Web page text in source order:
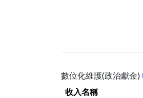
數位化維護(政治獻金)
收入名稱